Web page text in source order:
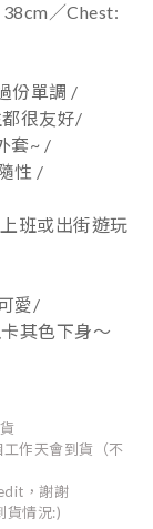
／Chest:
份單調 /
很友好/
套~ /
性 /
班或出街遊玩
愛/
其色下身～
作天會到貨（不
，謝謝
貨情況:)